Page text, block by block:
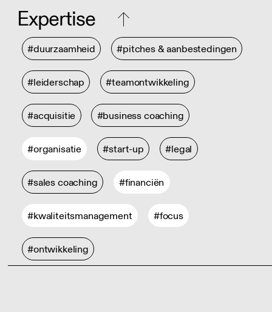
Expertise
#duurzaamheid #pitches & aanbestedingen
#leiderschap #teamontwikkeling
#acquisitie #business coaching
#organisatie #start-up #legal
#sales coaching #financiën
#kwaliteitsmanagement #focus
#ontwikkeling